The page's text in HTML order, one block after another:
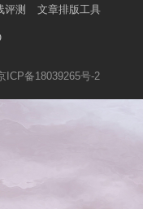
评测 文章排版工具
ICP备18039265号-2